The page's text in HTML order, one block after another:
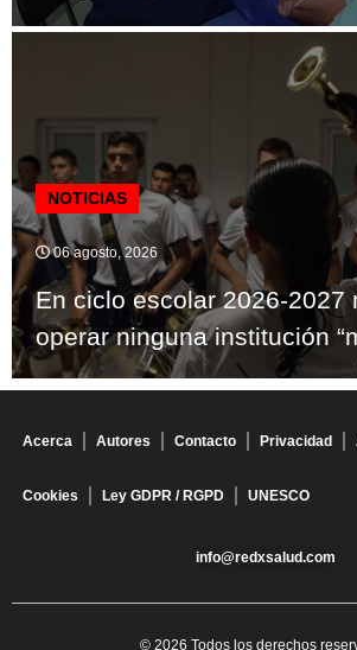
NOTICIAS
06 agosto, 2026
En ciclo escolar 2026-2027
operar ninguna institución
Acerca Autores Contacto Privacidad
Cookies Ley GDPR / RGPD UNESCO
info@redxsalud.com
© 2026 Todos los derechos